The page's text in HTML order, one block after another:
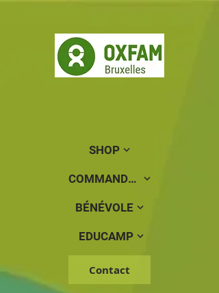
SHOP
COMMANDER
BÉNÉVOLE
EDUCAMP
Contact